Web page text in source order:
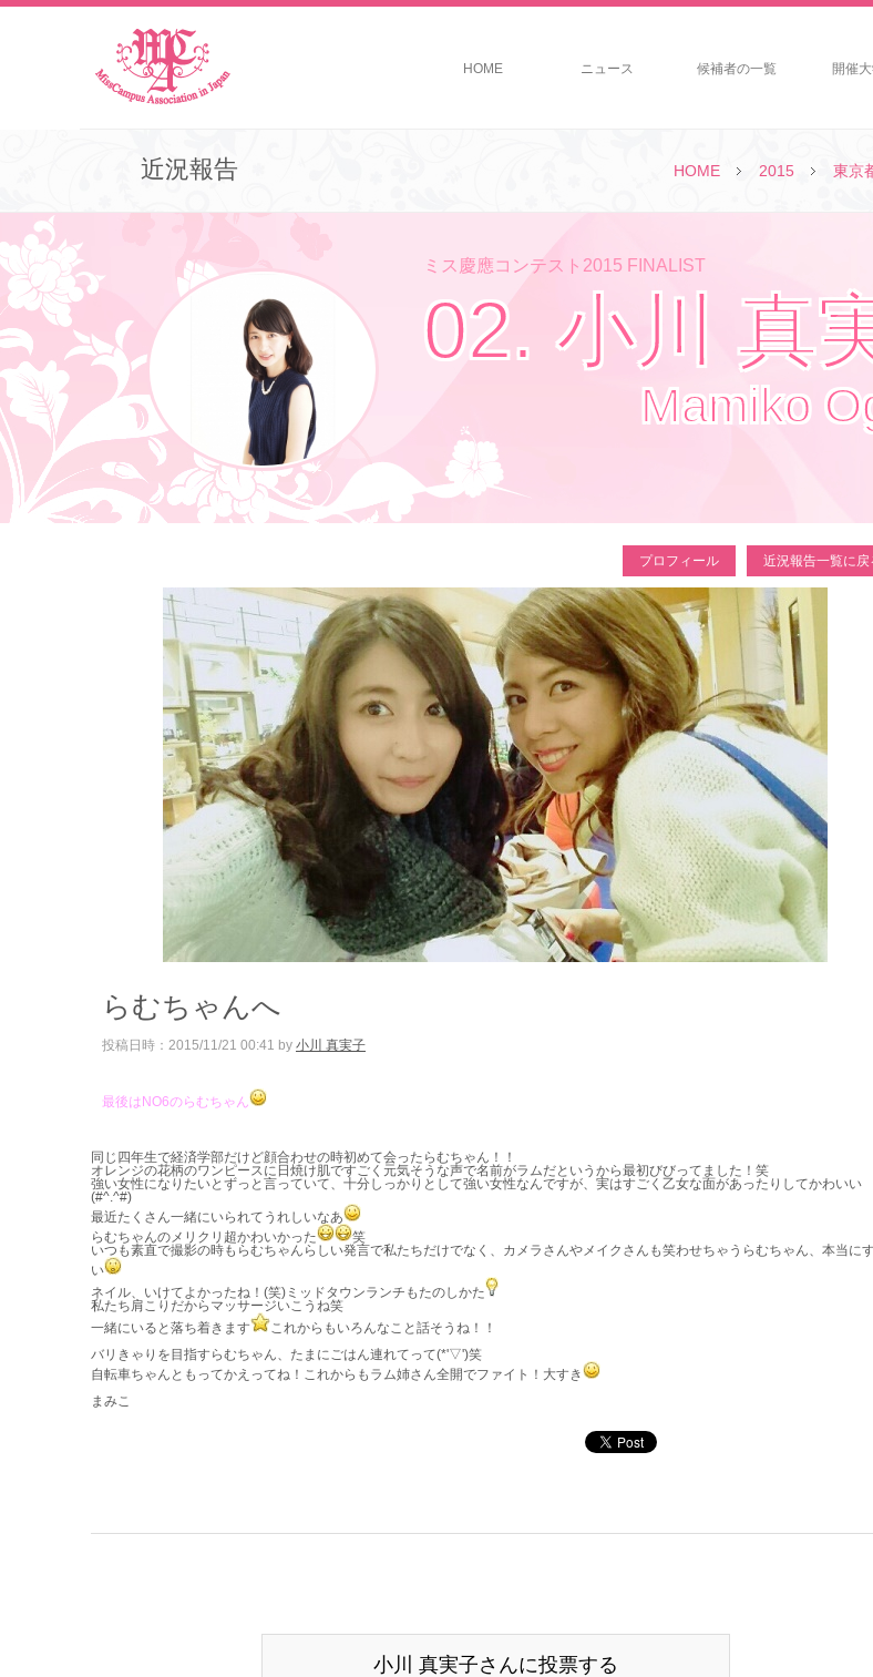
HOME ニュース 候補者の一覧 開催
HOME 2015 東京
近況報告
ミス慶應コンテスト2015 FINALIST
02. 小川 真
Mamiko
プロフィール 近況報告一覧に戻
らむちゃんへ
投稿日時：2015/11/21 00:41 by 小川 真実子
最後はNO6のらむちゃん
同じ四年生で経済学部だけど顔合わせの時初めて会ったらむちゃん！！
オレンジの花柄のワンピースに日焼け肌ですごく元気そうな声で名前がラムだというから最初びびってました！笑
強い女性になりたいとずっと言っていて、十分しっかりとして強い女性なんですが、実はすごく乙女な面があったりしてかわいい
(#^.^#)
最近たくさん一緒にいられてうれしいなあ
らむちゃんのメリクリ超かわいかった
笑
いつも素直で撮影の時もらむちゃんらしい発言で私たちだけでなく、カメラさんやメイクさんも笑わせちゃうらむちゃん、本当に
い
ネイル、いけてよかったね！(笑)ミッドタウンランチもたのしかた
私たち肩こりだからマッサージいこうね笑
一緒にいると落ち着きます
これからもいろんなこと話そうね！！
バリきゃりを目指すらむちゃん、たまにごはん連れてって(*'▽')笑
自転車ちゃんともってかえってね！これからもラム姉さん全開でファイト！大すき
まみこ
小川 真実子さんに投票する